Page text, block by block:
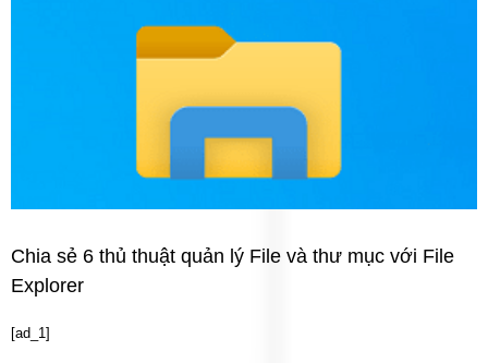
Chia sẻ 6 thủ thuật quản lý File và thư mục với File
Explorer
[ad_1]